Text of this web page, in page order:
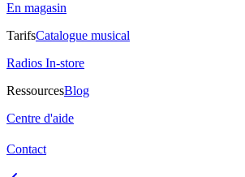
En magasin
TarifsCatalogue musical
Radios In-store
RessourcesBlog
Centre d'aide
Contact